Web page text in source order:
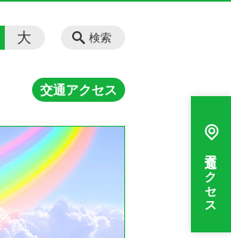
交通アクセス
検索
大
交通アクセス